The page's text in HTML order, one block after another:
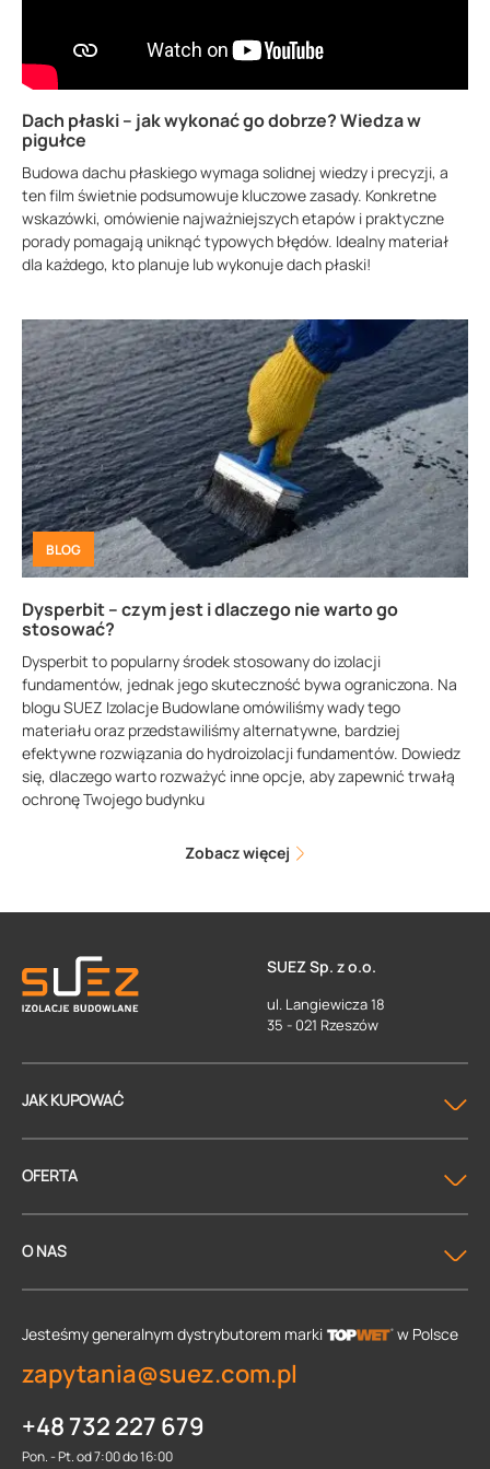
Dach płaski – jak wykonać go dobrze? Wiedza w
pigułce
Budowa dachu płaskiego wymaga solidnej wiedzy i precyzji, a
ten film świetnie podsumowuje kluczowe zasady. Konkretne
wskazówki, omówienie najważniejszych etapów i praktyczne
porady pomagają uniknąć typowych błędów. Idealny materiał
dla każdego, kto planuje lub wykonuje dach płaski!
BLOG
Dysperbit – czym jest i dlaczego nie warto go
stosować?
Dysperbit to popularny środek stosowany do izolacji
fundamentów, jednak jego skuteczność bywa ograniczona. Na
blogu SUEZ Izolacje Budowlane omówiliśmy wady tego
materiału oraz przedstawiliśmy alternatywne, bardziej
efektywne rozwiązania do hydroizolacji fundamentów. Dowiedz
się, dlaczego warto rozważyć inne opcje, aby zapewnić trwałą
ochronę Twojego budynku
Zobacz więcej
SUEZ Sp. z o.o.
ul. Langiewicza 18
35 - 021 Rzeszów
JAK KUPOWAĆ
OFERTA
O NAS
Jesteśmy generalnym dystrybutorem marki w Polsce
zapytania@suez.com.pl
+48 732 227 679
Pon. - Pt. od 7:00 do 16:00